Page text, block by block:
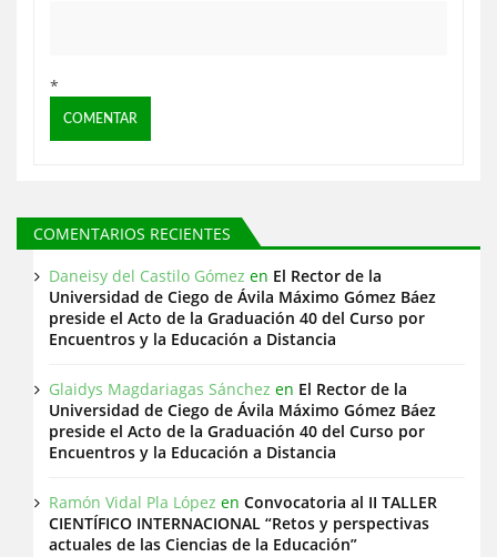
*
COMENTARIOS RECIENTES
Daneisy del Castilo Gómez en El Rector de la
Universidad de Ciego de Ávila Máximo Gómez Báez
preside el Acto de la Graduación 40 del Curso por
Encuentros y la Educación a Distancia
Glaidys Magdariagas Sánchez en El Rector de la
Universidad de Ciego de Ávila Máximo Gómez Báez
preside el Acto de la Graduación 40 del Curso por
Encuentros y la Educación a Distancia
Ramón Vidal Pla López en Convocatoria al II TALLER
CIENTÍFICO INTERNACIONAL “Retos y perspectivas
actuales de las Ciencias de la Educación”